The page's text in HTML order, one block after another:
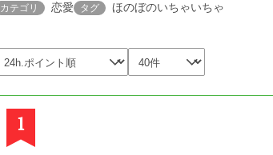
カテゴリ 恋愛 タグ ほのぼのいちゃいちゃ
1